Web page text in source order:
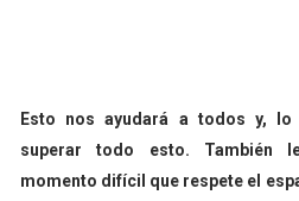
Esto nos ayudará a todos y, lo
superar todo esto. También
momento difícil que respete el